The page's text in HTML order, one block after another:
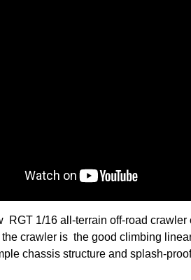
RGT 1/16 all-terrain off-road
the crawler is the good climbing
chassis structure and splash-